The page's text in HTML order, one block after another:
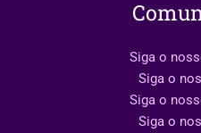
Siga o
Siga o
Siga o
Siga o